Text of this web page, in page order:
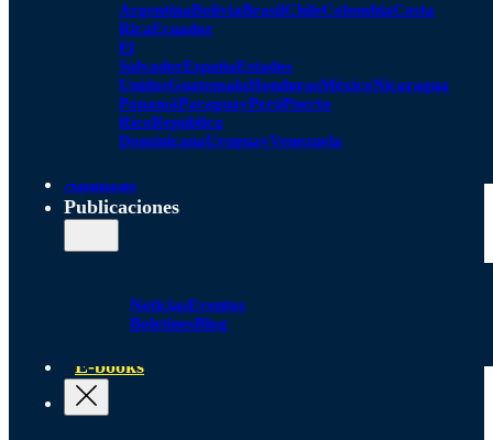
ArgentinaBoliviaBrasilChileColombiaCosta
RicaEcuador
El
SalvadorEspañaEstados
UnidosGuatemalaHondurasMéxicoNicaragua
PanamáParaguayPerúPuerto
RicoRepública
DominicanaUruguayVenezuela
Alianzas
Publicaciones
NoticiasEventos
BoletinesBlog
E-books